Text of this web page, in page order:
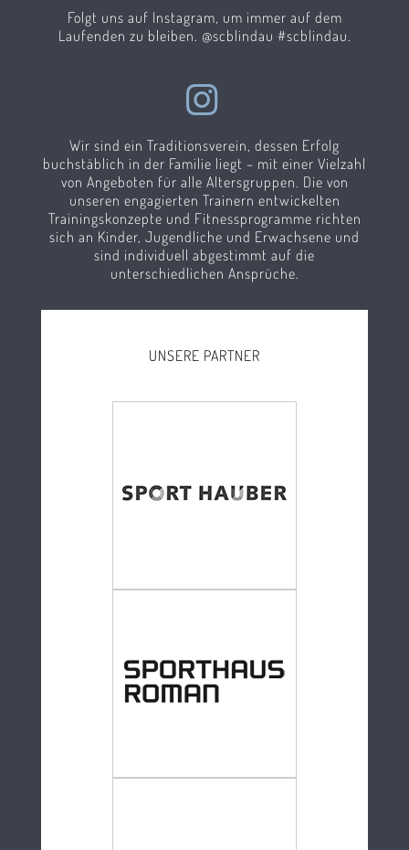
Folgt uns auf Instagram, um immer auf dem
Laufenden zu bleiben. @scblindau #scblindau.
Wir sind ein Traditionsverein, dessen Erfolg
buchstäblich in der Familie liegt – mit einer Vielzahl
von Angeboten für alle Altersgruppen. Die von
unseren engagierten Trainern entwickelten
Trainingskonzepte und Fitnessprogramme richten
sich an Kinder, Jugendliche und Erwachsene und
sind individuell abgestimmt auf die
unterschiedlichen Ansprüche.
UNSERE PARTNER